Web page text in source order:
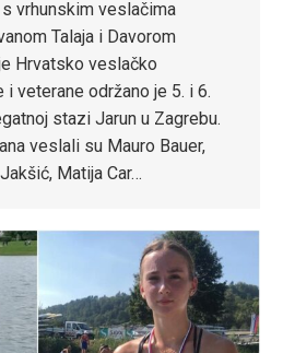
vrhunskim veslačima
Talaja i Davorom
Hrvatsko veslačko
veterane održano je 5. i 6.
stazi Jarun u Zagrebu.
veslali su Mauro Bauer,
Matija Car…